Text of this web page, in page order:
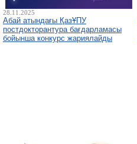
28.11.2025
Абай атындағы ҚазҰПУ
постдокторантура бағдарламасы
бойынша конкурс жариялайды